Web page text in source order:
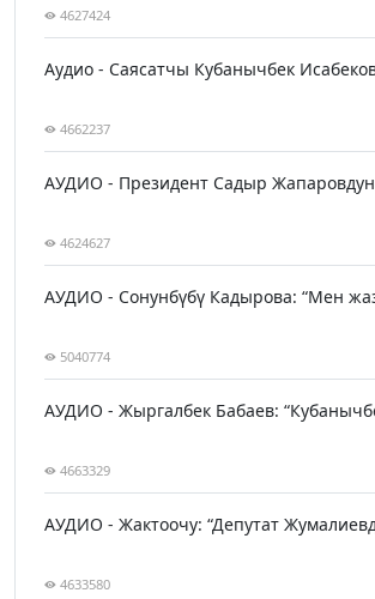
4627424
Аудио - Саясатчы Кубанычбек
4662237
АУДИО - Президент Садыр Жапаровдун
4624627
АУДИО - Сонунбүбү Кадырова: “Мен
5040774
АУДИО - Жыргалбек Бабаев:
4663329
АУДИО - Жактоочу: “Депутат
4633580